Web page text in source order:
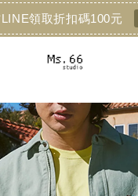
領取折扣碼100元